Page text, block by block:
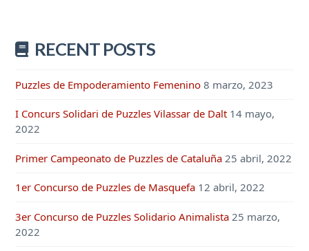
RECENT POSTS
Puzzles de Empoderamiento Femenino 8 marzo, 2023
I Concurs Solidari de Puzzles Vilassar de Dalt 14 mayo,
2022
Primer Campeonato de Puzzles de Cataluña 25 abril, 2022
1er Concurso de Puzzles de Masquefa 12 abril, 2022
3er Concurso de Puzzles Solidario Animalista 25 marzo,
2022